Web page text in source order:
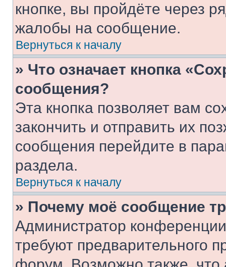
кнопке, вы пройдёте через
жалобы на сообщение.
Вернуться к началу
» Что означает кнопка
сообщения?
Эта кнопка позволяет вам
закончить и отправить их
сообщения перейдите в
раздела.
Вернуться к началу
» Почему моё сообщение
Администратор
требуют предварительного